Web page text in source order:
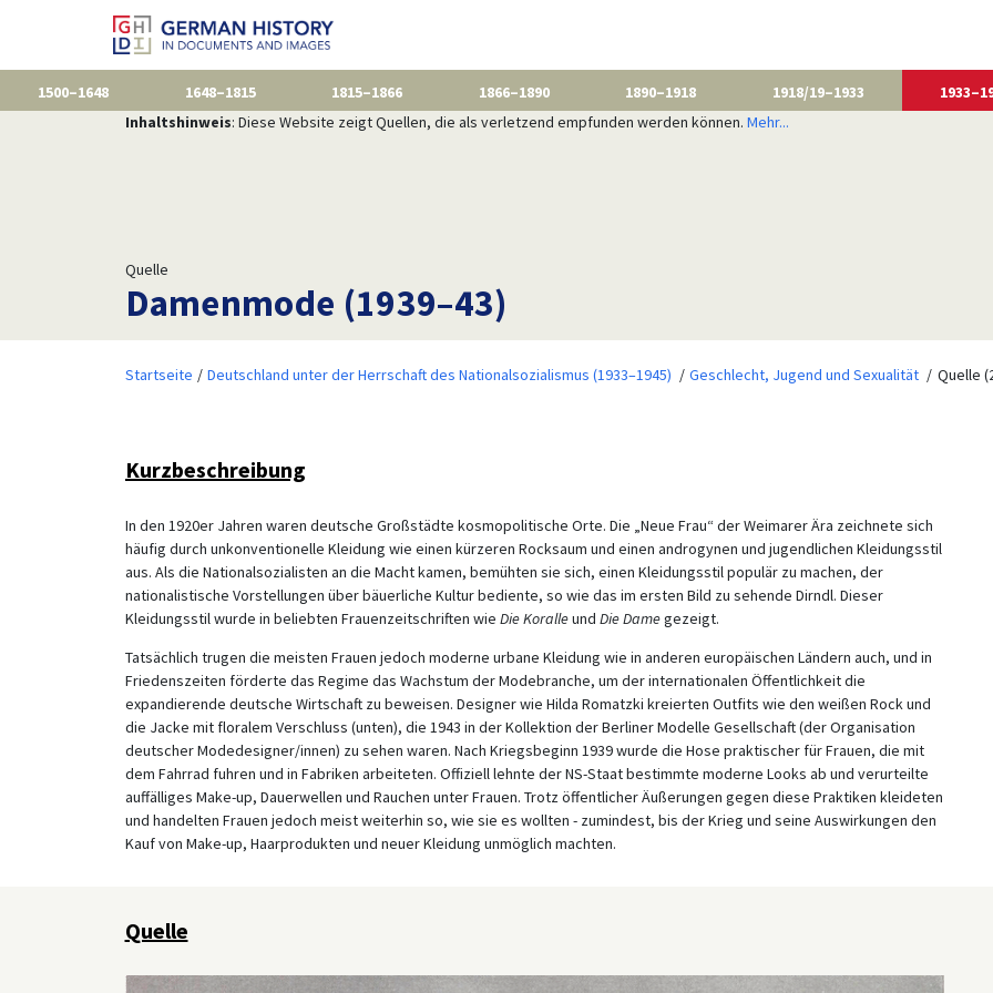
1500–1648 1648–1815 1815–1866 1866–1890 1890–1918 1918/19–1933
Inhaltshinweis: Diese Website zeigt Quellen, die als verletzend empfunden werden können. Mehr...
Quelle
Damenmode (1939–43)
Startseite Deutschland unter der Herrschaft des Nationalsozialismus (1933–1945) Geschlecht, Jugend und Sexualität Quelle
Kurzbeschreibung
In den 1920er Jahren waren deutsche Großstädte kosmopolitische Orte. Die „Neue Frau“ der Weimarer Ära zeichnete sich
häufig durch unkonventionelle Kleidung wie einen kürzeren Rocksaum und einen androgynen und jugendlichen Kleidungsstil
aus. Als die Nationalsozialisten an die Macht kamen, bemühten sie sich, einen Kleidungsstil populär zu machen, der
nationalistische Vorstellungen über bäuerliche Kultur bediente, so wie das im ersten Bild zu sehende Dirndl. Dieser
Kleidungsstil wurde in beliebten Frauenzeitschriften wie Die Koralleund Die Damegezeigt.
Tatsächlich trugen die meisten Frauen jedoch moderne urbane Kleidung wie in anderen europäischen Ländern auch, und in
Friedenszeiten förderte das Regime das Wachstum der Modebranche, um der internationalen Öffentlichkeit die
expandierende deutsche Wirtschaft zu beweisen. Designer wie Hilda Romatzki kreierten Outfits wie den weißen Rock und
die Jacke mit floralem Verschluss (unten), die 1943 in der Kollektion der Berliner Modelle Gesellschaft (der Organisation
deutscher Modedesigner/innen) zu sehen waren. Nach Kriegsbeginn 1939 wurde die Hose praktischer für Frauen, die mit
dem Fahrrad fuhren und in Fabriken arbeiteten. Offiziell lehnte der NS-Staat bestimmte moderne Looks ab und verurteilte
auffälliges Make-up, Dauerwellen und Rauchen unter Frauen. Trotz öffentlicher Äußerungen gegen diese Praktiken kleideten
und handelten Frauen jedoch meist weiterhin so, wie sie es wollten - zumindest, bis der Krieg und seine Auswirkungen den
Kauf von Make-up, Haarprodukten und neuer Kleidung unmöglich machten.
Quelle